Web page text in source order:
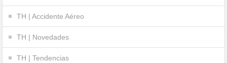
TH | Accidente Aéreo
TH | Novedades
TH | Tendencias